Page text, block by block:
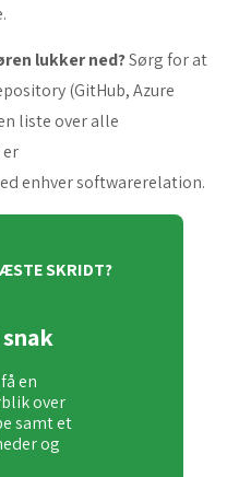
lukker ned?Sørg for at
(GitHub, Azure
liste over alle
enhver softwarerelation.
SKRIDT?
en
over
samt et
og